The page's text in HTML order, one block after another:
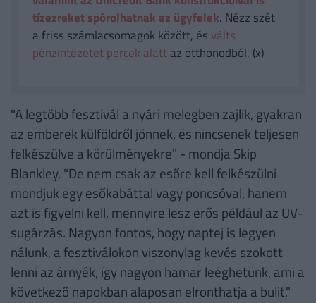
tízezreket spórolhatnak az ügyfelek. Nézz szét
a friss számlacsomagok között, és válts
pénzintézetet percek alattaz otthonodból. (x)
"A legtöbb fesztivál a nyári melegben zajlik, gyakran
az emberek külföldről jönnek, és nincsenek teljesen
felkészülve a körülményekre" - mondja Skip
Blankley. "De nem csak az esőre kell felkészülni
mondjuk egy esőkabáttal vagy poncsóval, hanem
azt is figyelni kell, mennyire lesz erős például az UV-
sugárzás. Nagyon fontos, hogy naptej is legyen
nálunk, a fesztiválokon viszonylag kevés szokott
lenni az árnyék, így nagyon hamar leéghetünk, ami a
következő napokban alaposan elronthatja a bulit."